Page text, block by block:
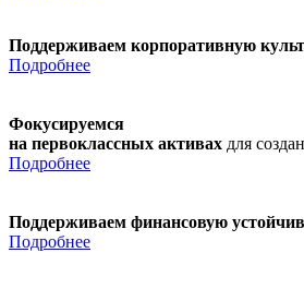
Поддерживаем корпоративную
Подробнее
Фокусируемся
на первоклассных активах для
Подробнее
Поддерживаем финансовую
Подробнее